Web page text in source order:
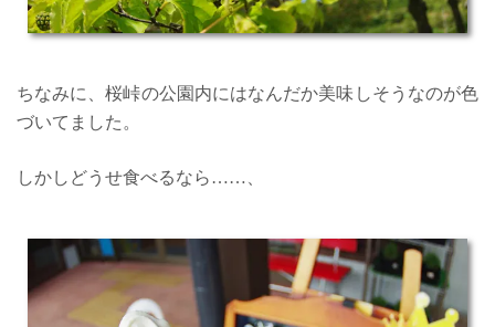
ちなみに、桜峠の公園内にはなんだか美味しそうなのが色
づいてました。
しかしどうせ食べるなら……、